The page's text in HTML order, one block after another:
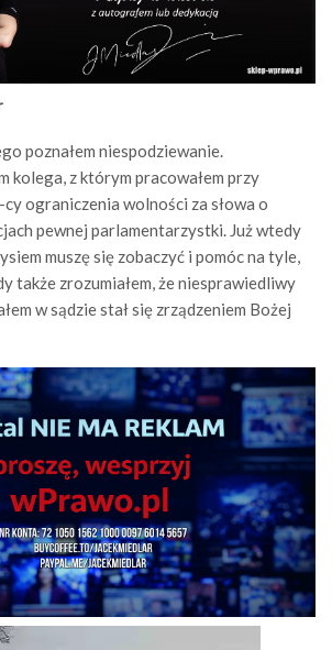
poznałem niespodziewanie.
kolega, z którym pracowałem przy
ograniczenia wolności za słowa o
pewnej parlamentarzystki. Już wtedy
muszę się zobaczyć i pomóc na tyle,
także zrozumiałem, że niesprawiedliwy
w sądzie stał się zrządzeniem Bożej